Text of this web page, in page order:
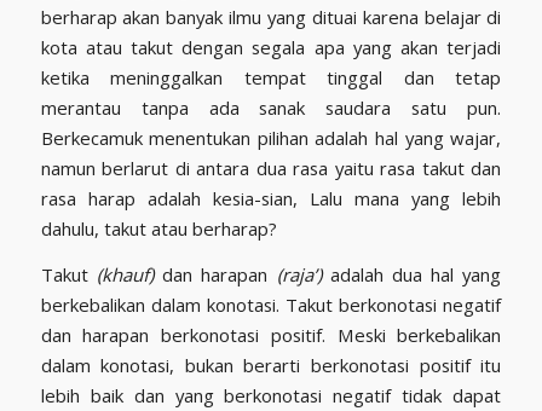
berharap akan banyak ilmu yang dituai karena belajar di
kota atau takut dengan segala apa yang akan terjadi
ketika meninggalkan tempat tinggal dan tetap
merantau tanpa ada sanak saudara satu pun.
Berkecamuk menentukan pilihan adalah hal yang wajar,
namun berlarut di antara dua rasa yaitu rasa takut dan
rasa harap adalah kesia-sian, Lalu mana yang lebih
dahulu, takut atau berharap?
Takut (khauf)dan harapan (raja’) adalah dua hal yang
berkebalikan dalam konotasi. Takut berkonotasi negatif
dan harapan berkonotasi positif. Meski berkebalikan
dalam konotasi, bukan berarti berkonotasi positif itu
lebih baik dan yang berkonotasi negatif tidak dapat